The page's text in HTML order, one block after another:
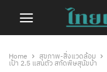
Home สุขภาพ-สิ่งแวดล้อม
เป้า 2.5 แสนตัว สกัดพิษสุนัขบ้า